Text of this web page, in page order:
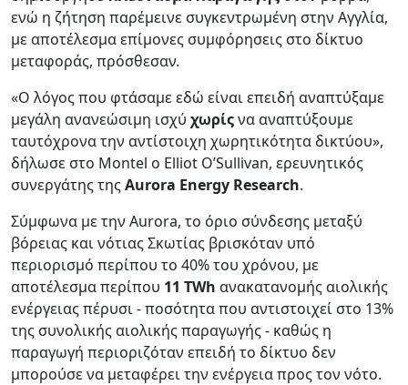
ενώ η ζήτηση παρέμεινε συγκεντρωμένη στην Αγγλία,
με αποτέλεσμα επίμονες συμφόρησεις στο δίκτυο
μεταφοράς, πρόσθεσαν.
«Ο λόγος που φτάσαμε εδώ είναι επειδή αναπτύξαμε
μεγάλη ανανεώσιμη ισχύ χωρίςνα αναπτύξουμε
ταυτόχρονα την αντίστοιχη χωρητικότητα δικτύου»,
δήλωσε στο Montel ο Elliot O’Sullivan, ερευνητικός
συνεργάτης τηςAurora Energy Research.
Σύμφωνα με την Aurora, το όριο σύνδεσης μεταξύ
βόρειας και νότιας Σκωτίας βρισκόταν υπό
περιορισμό περίπου το 40% του χρόνου, με
αποτέλεσμα περίπου 11 TWh ανακατανομής αιολικής
ενέργειας πέρυσι - ποσότητα που αντιστοιχεί στο 13%
της συνολικής αιολικής παραγωγής - καθώς η
παραγωγή περιοριζόταν επειδή το δίκτυο δεν
μπορούσε να μεταφέρει την ενέργεια προς τον νότο.